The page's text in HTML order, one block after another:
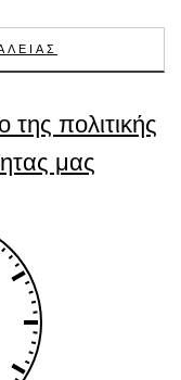
πολιτικής
μας